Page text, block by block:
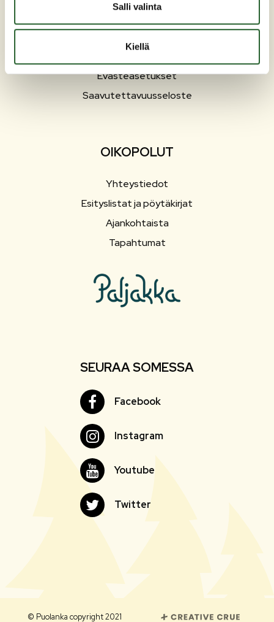
Salli valinta
Kiellä
Evästeasetukset
Saavutettavuusseloste
OIKOPOLUT
Yhteystiedot
Esityslistat ja pöytäkirjat
Ajankohtaista
Tapahtumat
SEURAA SOMESSA
FacebookFacebook
InstagramInstagram
YoutubeYoutube
Twitter Twitter
© Puolanka copyright 2021